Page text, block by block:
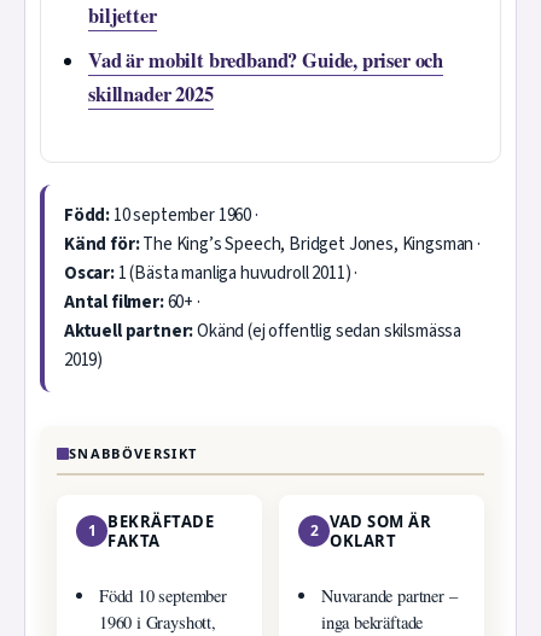
biljetter
Vad är mobilt bredband? Guide, priser och
skillnader 2025
Född:10 september 1960 ·
Känd för:The King’s Speech, Bridget Jones, Kingsman ·
Oscar:1 (Bästa manliga huvudroll 2011) ·
Antal filmer:60+ ·
Aktuell partner:Okänd (ej offentlig sedan skilsmässa
2019)
SNABBÖVERSIKT
1
BEKRÄFTADE
FAKTA
Född 10 september
1960 i Grayshott,
2 VAD SOM ÄR
OKLART
Nuvarande partner –
inga bekräftade